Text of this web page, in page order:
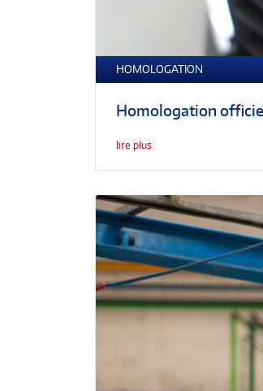
HOMOLOGATION
Homologation
lire plus